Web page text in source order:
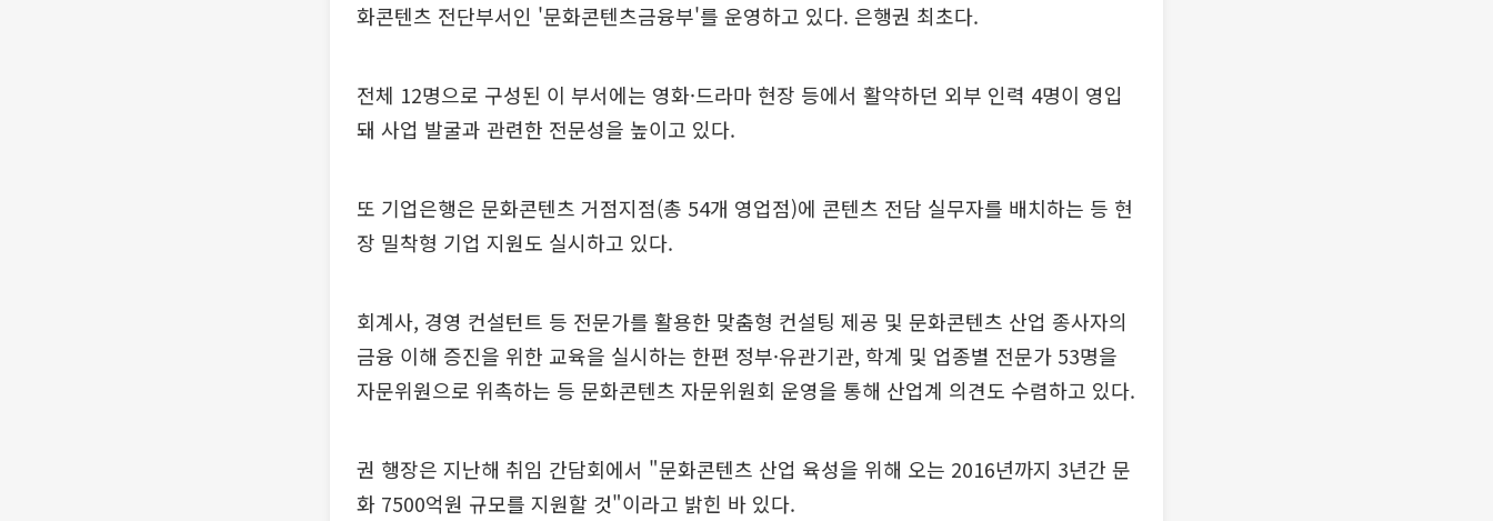
화콘텐츠 전단부서인 '문화콘텐츠금융부'를 운영하고 있다. 은행권 최초다.
전체 12명으로 구성된 이 부서에는 영화·드라마 현장 등에서 활약하던 외부 인력 4명이 영입
돼 사업 발굴과 관련한 전문성을 높이고 있다.
또 기업은행은 문화콘텐츠 거점지점(총 54개 영업점)에 콘텐츠 전담 실무자를 배치하는 등 현
장 밀착형 기업 지원도 실시하고 있다.
회계사, 경영 컨설턴트 등 전문가를 활용한 맞춤형 컨설팅 제공 및 문화콘텐츠 산업 종사자의
금융 이해 증진을 위한 교육을 실시하는 한편 정부·유관기관, 학계 및 업종별 전문가 53명을
자문위원으로 위촉하는 등 문화콘텐츠 자문위원회 운영을 통해 산업계 의견도 수렴하고 있다.
권 행장은 지난해 취임 간담회에서 "문화콘텐츠 산업 육성을 위해 오는 2016년까지 3년간 문
화 7500억원 규모를 지원할 것"이라고 밝힌 바 있다.